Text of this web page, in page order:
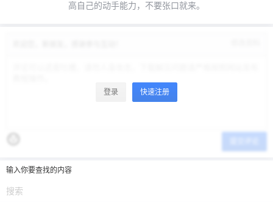
高自己的动手能力，不要张口就来。
登录 快速注册
输入你要查找的内容